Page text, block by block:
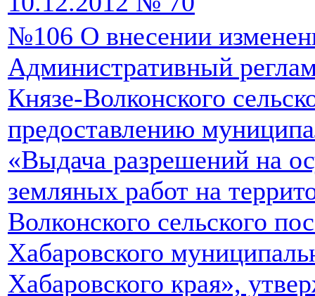
№106 О внесении
Административный
Князе-Волконского
предоставлению
«Выдача разрешений на
земляных работ на
Волконского сельского
Хабаровского
Хабаровского края»,